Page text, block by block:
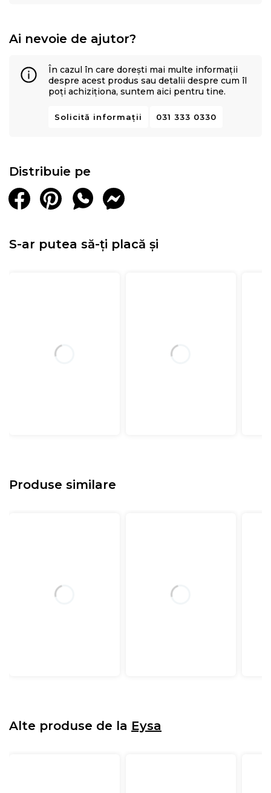
Ai nevoie de ajutor?
În cazul în care dorești mai multe informații
despre acest produs sau detalii despre cum îl
poți achiziționa, suntem aici pentru tine.
Solicită informații 031 333 0330
Distribuie pe
S-ar putea să-ți placă și
Produse similare
Alte produse de la Eysa